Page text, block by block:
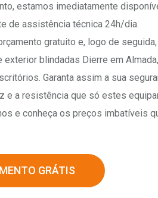
estamos imediatamente
de assistência técnica 24h/dia.
gratuito e, logo de
exterior blindadas Dierre em
Garanta assim a sua
e a resistência que só estes
e conheça os preços imbatíveis
GRÁTIS